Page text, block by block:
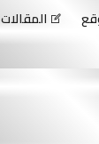
المقالات